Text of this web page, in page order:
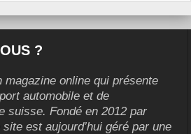
?
magazine online qui présente
automobile et de
suisse. Fondé en 2012 par
est aujourd’hui géré par une